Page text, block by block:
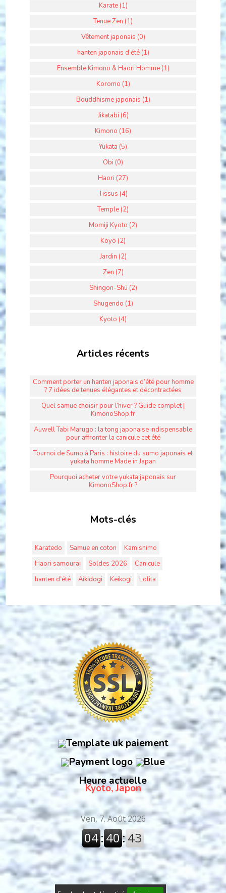
Karate (1)
Tenue Zen (1)
Vêtement japonais (0)
hanten japonais d’été (1)
Ensemble Kimono & Haori Homme (1)
Koromo (1)
Bouddhisme japonais (1)
Jikatabi (6)
Kimono (16)
Yukata (5)
Obi (0)
Haori (27)
Tissus (4)
Temple (2)
Momiji Kyoto (2)
Kōyō (2)
Jardin (2)
Zen (7)
Shingon-Shū (2)
Shugendo (1)
Kyoto (4)
Articles récents
Comment porter un hanten japonais d’été pour homme
? 7 idées de tenues élégantes et décontractées
Quel samue choisir pour l’hiver ? Guide complet |
KimonoShop.fr
Auwell Tabi Marugo : la tong japonaise indispensable
pour affronter la canicule cet été
Tournoi de Sumo à Paris : histoire du sumo japonais et
yukata homme Made in Japan
Pourquoi acheter votre yukata japonais sur
KimonoShop.fr ?
Mots-clés
Karatedo Samue en coton
Kamishimo
Haori samourai
Soldes 2026
Canicule
hanten d’été
Aikidogi Keikogi Lolita
Heure actuelle
Kyoto, Japon